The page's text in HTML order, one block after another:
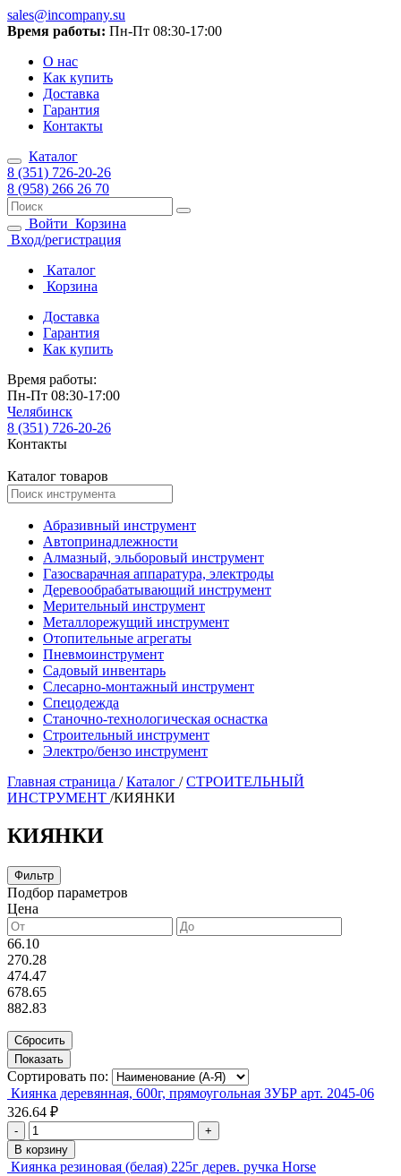
sales@incompany.su
Время работы: Пн-Пт 08:30-17:00
О нас
Как купить
Доставка
Гарантия
Контакты
Каталог
8 (351) 726-20-26
8 (958) 266 26 70
Войти Корзина
Вход/регистрация
Каталог
Корзина
Доставка
Гарантия
Как купить
Время работы:
Пн-Пт 08:30-17:00
Челябинск
8 (351) 726-20-26
Контакты
Каталог товаров
Абразивный инструмент
Автопринадлежности
Алмазный, эльборовый инструмент
Газосварачная аппаратура, электроды
Деревообрабатывающий инструмент
Мерительный инструмент
Металлорежущий инструмент
Отопительные агрегаты
Пневмоинструмент
Садовый инвентарь
Слесарно-монтажный инструмент
Спецодежда
Станочно-технологическая оснастка
Строительный инструмент
Электро/бензо инструмент
Главная страница / Каталог / СТРОИТЕЛЬНЫЙ
ИНСТРУМЕНТ /КИЯНКИ
КИЯНКИ
Фильтр
Подбор параметров
Цена
66.10
270.28
474.47
678.65
882.83
Сортировать по:
Киянка деревянная, 600г, прямоугольная ЗУБР арт. 2045-06
326.64 ₽
-
+
В корзину
Киянка резиновая (белая) 225г дерев. ручка Horse